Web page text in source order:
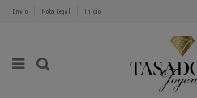
Envío Nota Legal Inicio